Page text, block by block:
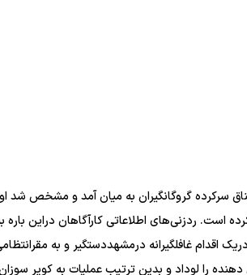
سرکرده گروگانگیران به میان آمد و مشخص شد
است. ردزنی‌های اطلاعاتی کارآگاهان دراین
اقدام غافلگیرانه درمشهددستگیر و به
را لوداد و بدین ترتیب عملیات به کویر